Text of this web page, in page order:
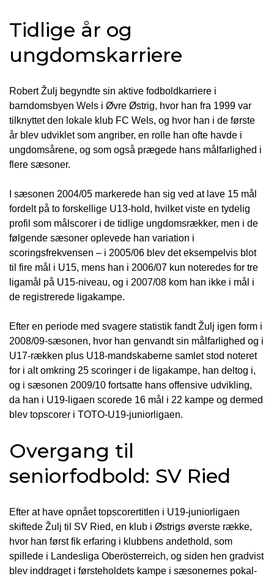
Tidlige år og
ungdomskarriere
Robert Žulj begyndte sin aktive fodboldkarriere i
barndomsbyen Wels i Øvre Østrig, hvor han fra 1999 var
tilknyttet den lokale klub FC Wels, og hvor han i de første
år blev udviklet som angriber, en rolle han ofte havde i
ungdomsårene, og som også prægede hans målfarlighed i
flere sæsoner.
I sæsonen 2004/05 markerede han sig ved at lave 15 mål
fordelt på to forskellige U13-hold, hvilket viste en tydelig
profil som målscorer i de tidlige ungdomsrækker, men i de
følgende sæsoner oplevede han variation i
scoringsfrekvensen – i 2005/06 blev det eksempelvis blot
til fire mål i U15, mens han i 2006/07 kun noteredes for tre
ligamål på U15-niveau, og i 2007/08 kom han ikke i mål i
de registrerede ligakampe.
Efter en periode med svagere statistik fandt Žulj igen form i
2008/09-sæsonen, hvor han genvandt sin målfarlighed og i
U17-rækken plus U18-mandskaberne samlet stod noteret
for i alt omkring 25 scoringer i de ligakampe, han deltog i,
og i sæsonen 2009/10 fortsatte hans offensive udvikling,
da han i U19-ligaen scorede 16 mål i 22 kampe og dermed
blev topscorer i TOTO-U19-juniorligaen.
Overgang til
seniorfodbold: SV Ried
Efter at have opnået topscorertitlen i U19-juniorligaen
skiftede Žulj til SV Ried, en klub i Østrigs øverste række,
hvor han først fik erfaring i klubbens andethold, som
spillede i Landesliga Oberösterreich, og siden hen gradvist
blev inddraget i førsteholdets kampe i sæsonernes pokal-